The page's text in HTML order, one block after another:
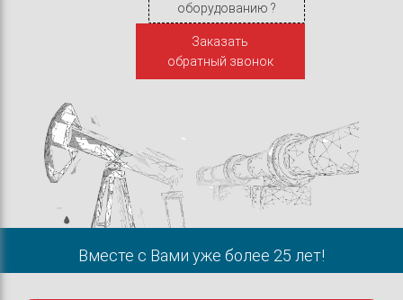
оборудованию ?
Заказать
обратный звонок
Вместе с Вами уже более 25 лет!